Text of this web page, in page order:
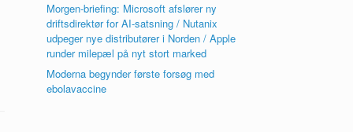
Morgen-briefing: Microsoft afslører ny
driftsdirektør for AI-satsning / Nutanix
udpeger nye distributører i Norden / Apple
runder milepæl på nyt stort marked
Moderna begynder første forsøg med
ebolavaccine